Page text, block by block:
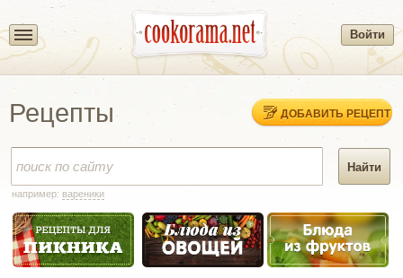
Войти
Рецепты ДОБАВИТЬ РЕЦЕПТ
например: вареники